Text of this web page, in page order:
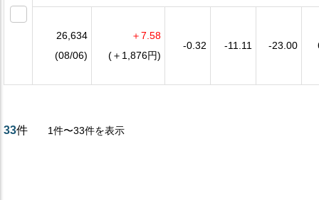
26,634
(08/06)
＋7.58
(＋1,876円)
-0.32 -11.11 -23.00
33件 1件〜33件を表示